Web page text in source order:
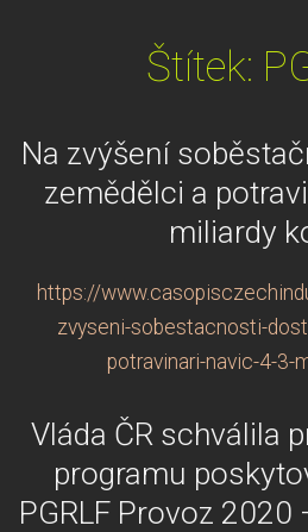
Štítek:
Na zvýšení
zemědělci a
miliardy
https://
zvyseni-sobestacnosti-
potravinari-navic-4-3-
Vláda ČR schválila
programu
PGRLF Provoz